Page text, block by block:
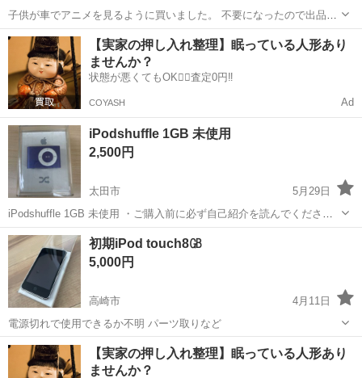
子供が車でアニメを見るように買いました。 不要になったので出品し
ます。
群馬 太田市 太田駅 ポータブルプレーヤー プレイヤー
【実家の押し入れ整理】眠っている人形あり
ませんか？
状態が悪くてもOK🙆‍♀️査定0円‼️
COYASH Ad
iPodshuffle 1GB 未使用
2,500円
太田市
5月29日
iPodshuffle 1GB 未使用 ・ご購入前に必ず自己紹介を読んでください
・倉庫にて保管品です。ご理解ある方のみ ・見落とし箇所や説明文、
画像では表せない汚れ、擦り傷等がある場合がございます。 現状...
群馬 太田市 ポータブルプレーヤー
初期iPod touch8㎇
5,000円
高崎市
4月11日
電源切れで使用できるか不明 パーツ取りなど
群馬 高崎市 ポータブルプレーヤー iPod touch
【実家の押し入れ整理】眠っている人形あり
ませんか？